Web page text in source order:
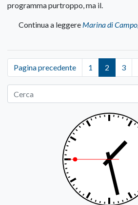
programma purtroppo, ma il.
Continua a leggere Marina di
Pagina precedente 1 2 3